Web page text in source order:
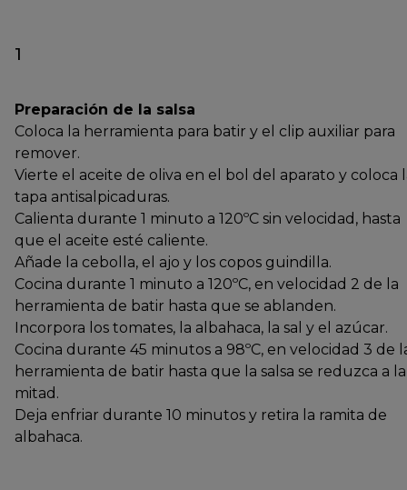
1
Preparación de la salsa
Coloca la herramienta para batir y el clip auxiliar para
remover.
Vierte el aceite de oliva en el bol del aparato y coloca
tapa antisalpicaduras.
Calienta durante 1 minuto a 120ºC sin velocidad, hasta
que el aceite esté caliente.
Añade la cebolla, el ajo y los copos guindilla.
Cocina durante 1 minuto a 120ºC, en velocidad 2 de la
herramienta de batir hasta que se ablanden.
Incorpora los tomates, la albahaca, la sal y el azúcar.
Cocina durante 45 minutos a 98ºC, en velocidad 3 de
herramienta de batir hasta que la salsa se reduzca a la
mitad.
Deja enfriar durante 10 minutos y retira la ramita de
albahaca.